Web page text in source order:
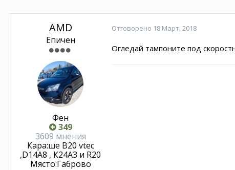
AMD
Епичен
Фен
349
3609 мнения
Кара:ше В20 vtec
,D14A8 , К24А3 и R20
Място:Габрово
Отговорено 18 Март, 2018
Огледай тампоните под